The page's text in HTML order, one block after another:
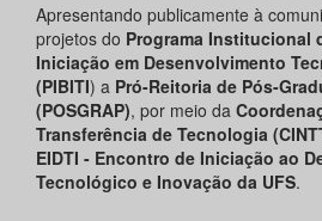
Apresentando publicamente à
projetos do Programa Institucional
Iniciação em Desenvolvimento
(PIBITI) a Pró-Reitoria de Pós-
(POSGRAP), por meio da
Transferência de Tecnologia
EIDTI - Encontro de Iniciação ao
Tecnológico e Inovação da UFS.